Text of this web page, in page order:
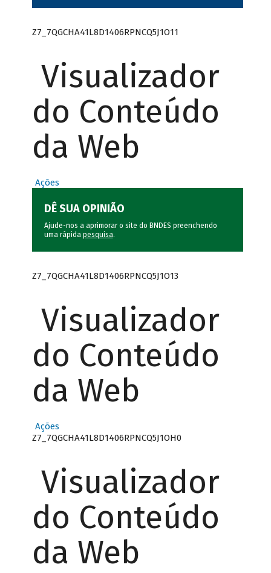
Z7_7QGCHA41L8D1406RPNCQ5J1O11
Visualizador
do Conteúdo
da Web
Ações
DÊ SUA OPINIÃO
Ajude-nos a aprimorar o site do BNDES preenchendo
uma rápida pesquisa.
Z7_7QGCHA41L8D1406RPNCQ5J1O13
Visualizador
do Conteúdo
da Web
Ações
Z7_7QGCHA41L8D1406RPNCQ5J1OH0
Visualizador
do Conteúdo
da Web